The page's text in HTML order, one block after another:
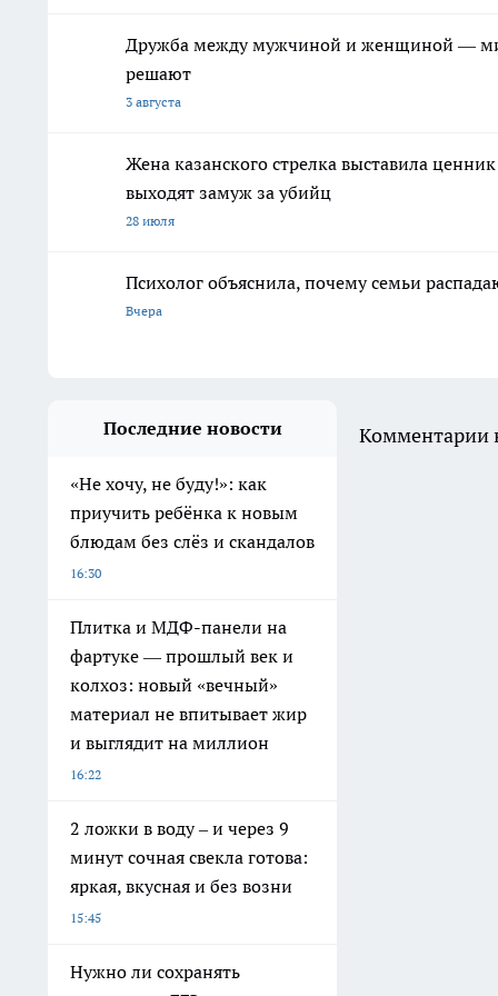
Дружба между мужчиной и женщиной — миф
решают
3 августа
Жена казанского стрелка выставила
выходят замуж за убийц
28 июля
Психолог объяснила, почему семьи
Вчера
Последние новости
«Не хочу, не буду!»: как
приучить ребёнка к новым
блюдам без слёз и скандалов
16:30
Плитка и МДФ-панели на
фартуке — прошлый век и
колхоз: новый «вечный»
материал не впитывает жир
и выглядит на миллион
16:22
2 ложки в воду – и через 9
минут сочная свекла готова:
яркая, вкусная и без возни
15:45
Нужно ли сохранять
Комментарии